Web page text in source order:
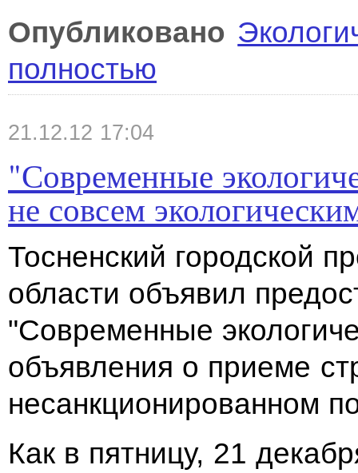
Опубликовано
полностью
21.12.12 17:04
"Современные
не совсем
Тосненский городской
области объявил
"Современные
объявления о приеме
несанкционированном
Как в пятницу, 21